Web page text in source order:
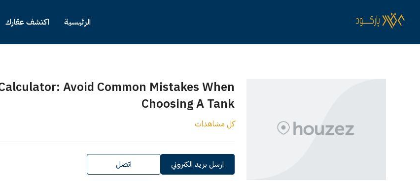
الرئيسية اكتشف عقارك
Avoid Common Mistakes When
Choosing A Tank
كل مشاهدات
ارسل بريد الكتروني اتصل